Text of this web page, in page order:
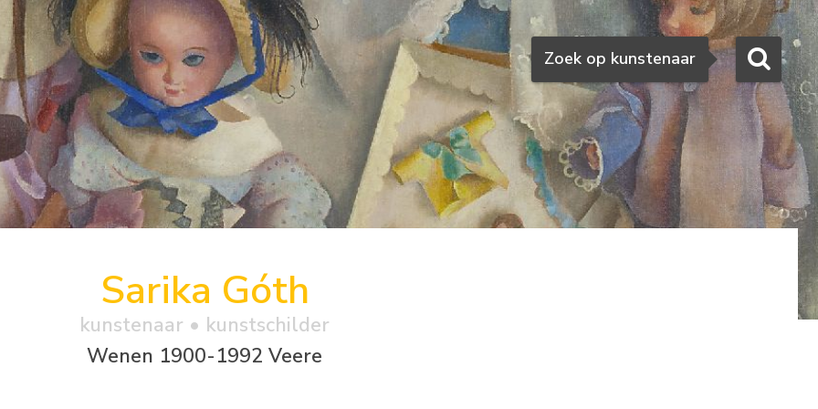
Zoeken
Zoek op kunstenaar
Sarika Góth
kunstenaar • kunstschilder
Wenen 1900-1992 Veere